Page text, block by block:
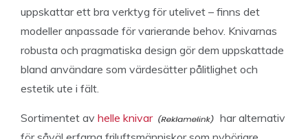
uppskattar ett bra verktyg för utelivet – finns det
modeller anpassade för varierande behov. Knivarnas
robusta och pragmatiska design gör dem uppskattade
bland användare som värdesätter pålitlighet och
estetik ute i fält.
Sortimentet av helle knivar
har alternativ